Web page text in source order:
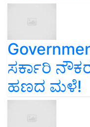
ಸರ್ಕಾರಿ
ಹಣದ ಮಳೆ!